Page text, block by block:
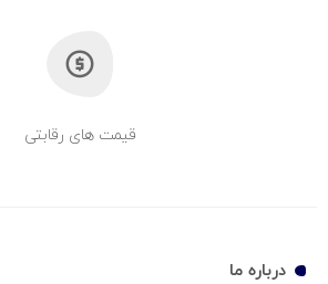
قیمت های رقابتی
درباره ما